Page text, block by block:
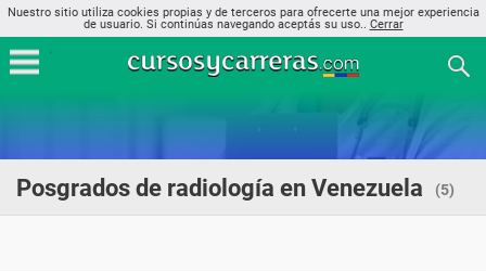
Nuestro sitio utiliza cookies propias y de terceros para ofrecerte una mejor experiencia
de usuario. Si continúas navegando aceptás su uso.. Cerrar
Posgrados de radiología en Venezuela (5)